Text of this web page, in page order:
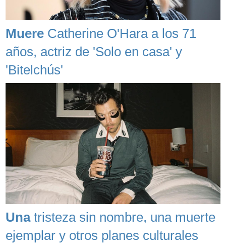
Muere Catherine O'Hara a los 71
años, actriz de 'Solo en casa' y
'Bitelchús'
Unatristeza sin nombre, una muerte
ejemplar y otros planes culturales